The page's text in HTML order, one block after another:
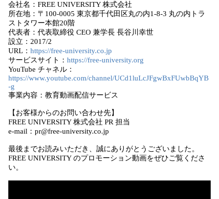
会社名：FREE UNIVERSITY 株式会社
所在地：〒100-0005 東京都千代田区丸の内1-8-3 丸の内トラ
ストタワー本館20階
代表者：代表取締役 CEO 兼学長 長谷川幸世
設立：2017/2
URL： https://free-university.co.jp
サービスサイト： https://free-university.org
YouTube チャネル：
https://www.youtube.com/channel/UCd1luLcJFgwBxFUwbBqYB
-g
事業内容：教育動画配信サービス
【お客様からのお問い合わせ先】
FREE UNIVERSITY 株式会社 PR 担当
e-mail：pr@free-university.co.jp
最後までお読みいただき、誠にありがとうございました。
FREE UNIVERSITY のプロモーション動画をぜひご覧くださ
い。